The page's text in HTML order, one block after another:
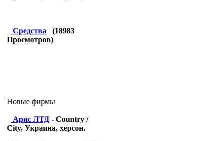
Средства (18983
Просмотров)
Новые фирмы
Арис ЛТД - Country /
City, Украина, херсон.